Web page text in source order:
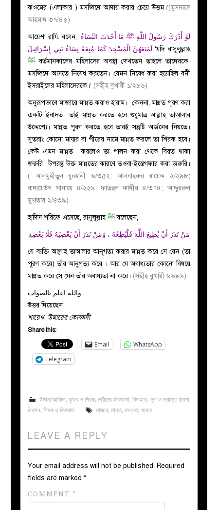
কওমের (এলাকার ) মসজিদে আদায় করার চেয়ে উত্তম।’(মুসনাদে
আহমাদ ৩৭/৪৫)
আয়েশা রাযি. বলেন, لَوْ أَدْرَكَ رَسُولُ اللَّهِ ﷺ مَا أَحْدَثَ النِّسَاءُ
لَمَنَعَهُنَّ الْمَسْجِدَ كَمَا مُنِعَهُ نِسَاءُ بَنِي إِسْرَائِيلَ ‘যদি রাসুলুল্লাহ
ﷺ বর্তমানকালের মহিলাদের অবস্থা দেখতেন তাহলে তাদেরকে
মসজিদে আসতে নিষেধ করতেন। যেমন নিষেধ করা হয়েছিল বনী
ইসরাইলের মহিলাদেরকে।’ (সহীহ বুখারী ১/২৯৬)
অনুরূপভাবে মাজারে মান্নত করাও হারাম। কেননা, মান্নত পূরণ করা
একটি ইবাদত। তাই মান্নত করতে হবে শুধুমাত্র আল্লাহ তাআলার
উদ্দেশ্যে। মান্নত পূরণ করতে হবে তারই সন্তুষ্টি অর্জনের নিয়তে।
সুতরাং কোনো মাযার বা পীরের নামে মান্নত করলে তা শিরক হবে।
কেউ এমন মান্নত করলেও তা পালন করা থেকে বিরত থাকা
জরুরি। উপরন্তু উক্ত মান্নতের কারণে তওবা-ইস্তেগফার করা জরুরি।
( আলমুহীতুল বুরহানী ৬/৩৫২; আলবাহরুর রায়েক ২/২৯৮;
বাদায়েউস সানায়ে ৪/২২৬; ফাতহুল কাদীর ৪/৩৭৪; আদ্দুররুল
মুখতার ২/৪৩৯)
হাদিস শরিফে এসেছে, রাসুলুল্লাহﷺবলেছেন,
مَنْ نَذَرَ أَنْ يُطِيعَ اللَّهَ فَلْيُطِعْهُ ، وَمَنْ نَذَرَ أَنْ يَعْصِيَهُ فَلَا يَعْصِهِ
যে ব্যক্তি আল্লাহ তাআলার আনুগত্য করার মান্নত করে সে যেন (তা
পূরণ করে) তাঁর আনুগত্য করে । আর যে অবাধ্যতার কোনো বিষয়ে
মান্নত করে সে যেন তাঁর অবাধ্যতা না করে। (সহীহ বুখারী ৬৬৯৬)
والله اعلم بالصواب
উত্তর দিয়েছেন
শায়েখ উমায়ের কোব্বাদী
Share this:
Email
WhatsApp
Telegram
ঈমান/আকিদা, কুফর ও শিরক, নারীদের জিজ্ঞাসা, বিদআত, ভুল ও ভ্রান্ত ধারণা
নিরসন,শিরক ও বিদআত মাজার, মানত, মান্নত, মাযার
LEAVE A REPLY
Your email address will not be published. Required
fields are marked*
COMMENT*